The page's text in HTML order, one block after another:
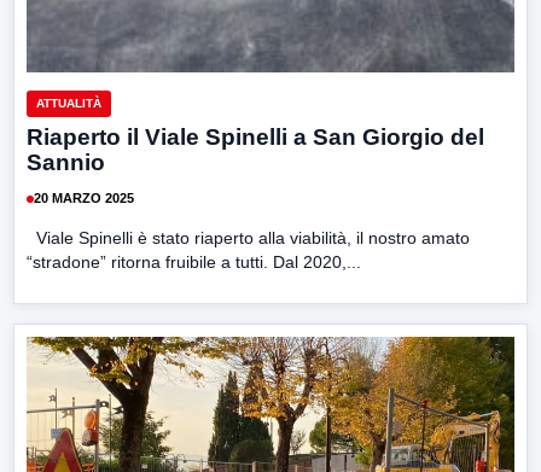
ATTUALITÀ
Riaperto il Viale Spinelli a San Giorgio del
Sannio
20 MARZO 2025
Viale Spinelli è stato riaperto alla viabilità, il nostro amato
“stradone” ritorna fruibile a tutti. Dal 2020,...